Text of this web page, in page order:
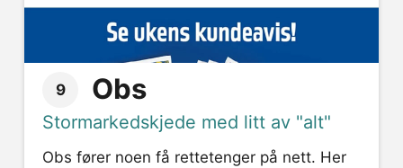
9 Obs
Stormarkedskjede med litt av "alt"
Obs fører noen få rettetenger på nett. Her